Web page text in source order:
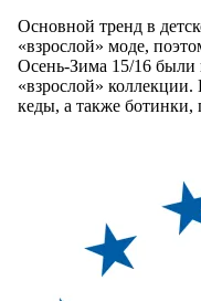
Основной тренд в
«взрослой» моде,
Осень-Зима 15/16 были
«взрослой»
кеды, а также ботинки,